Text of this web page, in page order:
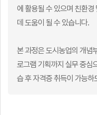
에 활용될 수 있으며 친환
데 도움이 될 수 있습니다.
본 과정은 도시농업의 개념
로그램 기획까지 실무 중심
습 후 자격증 취득이 가능